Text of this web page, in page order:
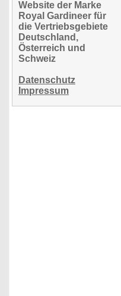
Website der Marke
Royal Gardineer für
die Vertriebsgebiete
Deutschland,
Österreich und
Schweiz
Datenschutz
Impressum